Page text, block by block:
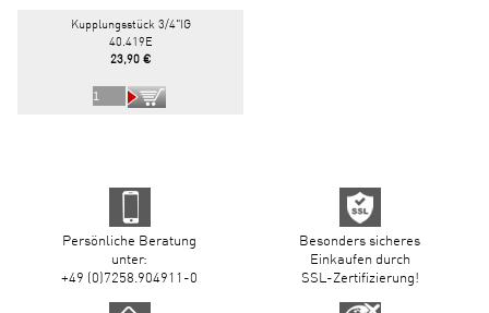
Kupplungsstück 3/4"IG
40.419E
23,90 €
Persönliche Beratung
unter:
+49 (0)7258.904911-0
Besonders sicheres
Einkaufen durch
SSL-Zertifizierung!